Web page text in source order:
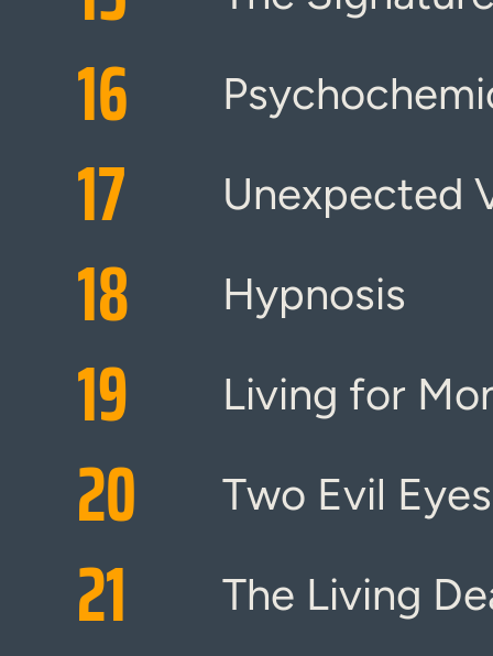
16
17 Unexpected
18 Hypnosis
19 Living for
20 Two Evil Eyes
21 The Living